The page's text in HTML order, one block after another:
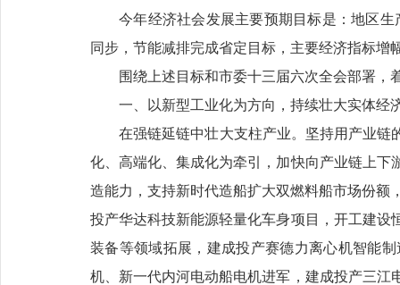
今年经济社会发展主要预期目标是：地区
同步，节能减排完成省定目标，主要经济指标增
围绕上述目标和市委十三届六次全会部署，
一、以新型工业化为方向，持续壮大实体经
在强链延链中壮大支柱产业。坚持用产业链
化、高端化、集成化为牵引，加快向产业链上
造能力，支持新时代造船扩大双燃料船市场份
投产华达科技新能源轻量化车身项目，开工建
装备等领域拓展，建成投产赛德力离心机智能
机、新一代内河电动船电机进军，建成投产三